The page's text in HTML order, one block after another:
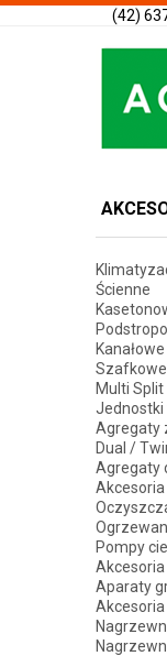
(42)
Ścienne
Kanałowe
Szafkowe
Multi Split
Agregaty
Dual /
Agregaty
Akcesoria
Pompy
Aparaty
Akcesoria